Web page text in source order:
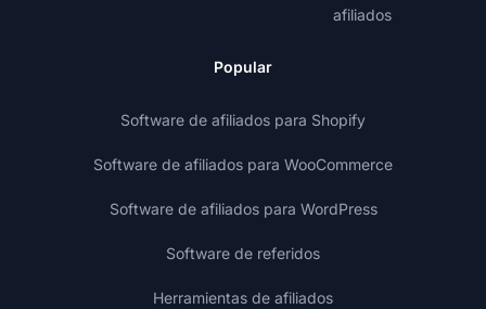
afiliados
Popular
Software de afiliados para Shopify
Software de afiliados para WooCommerce
Software de afiliados para WordPress
Software de referidos
Herramientas de afiliados